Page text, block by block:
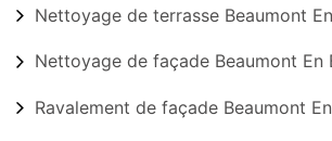
Nettoyage de terrasse Beaumont
Nettoyage de façade Beaumont En
Ravalement de façade Beaumont